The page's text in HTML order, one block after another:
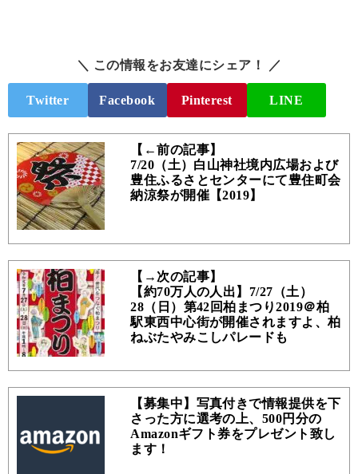
＼ この情報をお友達にシェア！ ／
Twitter Facebook Pinterest LINE
【←前の記事】
7/20（土）白山神社境内広場および
豊住ふるさとセンターにて豊住町会
納涼祭が開催【2019】
【→次の記事】
【約70万人の人出】7/27（土）
28（日）第42回柏まつり2019＠柏
駅東西中心街が開催されますよ、柏
ねぶたやみこしパレードも
【募集中】写真付きで情報提供を下
さった方に選考の上、500円分の
Amazonギフト券をプレゼント致し
ます！